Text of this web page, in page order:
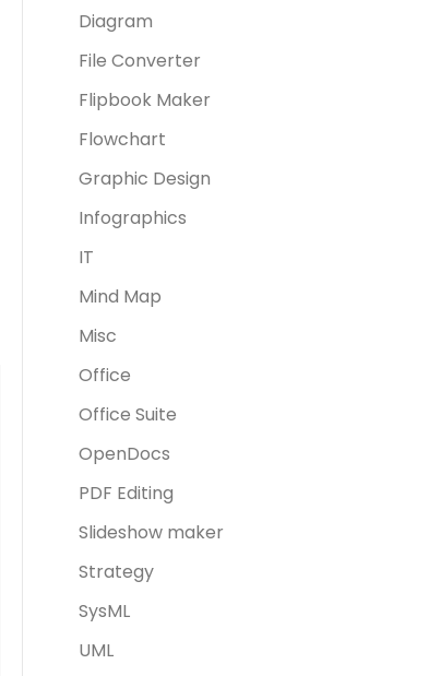
Diagram
File Converter
Flipbook Maker
Flowchart
Graphic Design
Infographics
IT
Mind Map
Misc
Office
Office Suite
OpenDocs
PDF Editing
Slideshow maker
Strategy
SysML
UML